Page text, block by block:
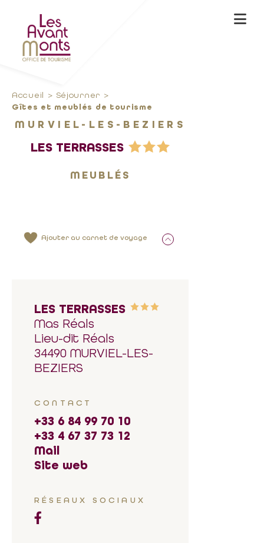
Accueil Séjourner
Gîtes et meublés de tourisme
MURVIEL-LES-BEZIERS
LES TERRASSES
MEUBLÉS
Ajouter au carnet de voyage
LES TERRASSES
Mas Réals
Lieu-dit Réals
34490 MURVIEL-LES-
BEZIERS
CONTACT
+33 6 84 99 70 10
+33 4 67 37 73 12
Mail
Site web
RÉSEAUX SOCIAUX